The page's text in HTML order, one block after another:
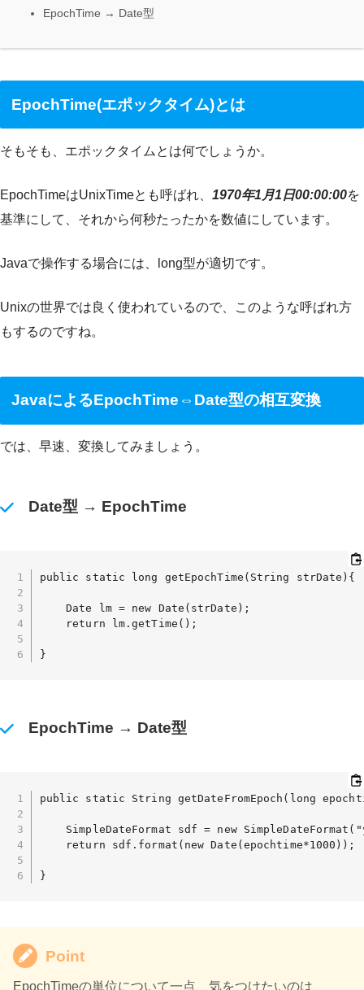
EpochTime → Date型
EpochTime(エポックタイム)とは
そもそも、エポックタイムとは何でしょうか。
EpochTimeはUnixTimeとも呼ばれ、 1970年1月1日00:00:00を
基準にして、それから何秒たったかを数値にしています。
Javaで操作する場合には、long型が適切です。
Unixの世界では良く使われているので、このような呼ばれ方
もするのですね。
JavaによるEpochTime⇔Date型の相互変換
では、早速、変換してみましょう。
Date型 → EpochTime
public static long getEpochTime(String strDate){
    Date lm = new Date(strDate);
    return lm.getTime();
}
EpochTime → Date型
public static String getDateFromEpoch(long
SimpleDateFormat sdf = new
    return sdf.format(new Date(epochtime*1000));
}
Point
EpochTimeの単位について一点、気をつけたいのは、